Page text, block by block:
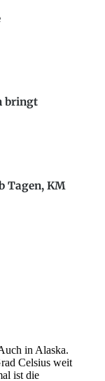
bringt
Tagen, KM